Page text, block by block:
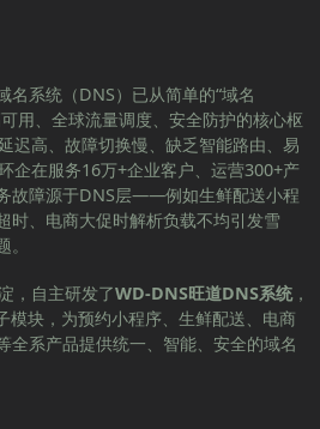
名系统（DNS）已从简单的“域名
用、全球流量调度、安全防护的核心枢
迟高、故障切换慢、缺乏智能路由、易
企在服务16万+企业客户、运营300+产
故障源于DNS层——例如生鲜配送小程
时、电商大促时解析负载不均引发雪
，自主研发了WD-DNS旺道DNS系统，
块，为预约小程序、生鲜配送、电商
全系产品提供统一、智能、安全的域名